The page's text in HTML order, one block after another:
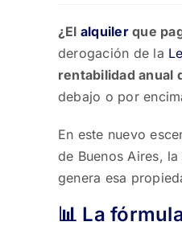
¿El alquilerque
derogación de la
rentabilidad anual
debajo o por
En este nuevo
de Buenos Aires,
genera esa
📊 La